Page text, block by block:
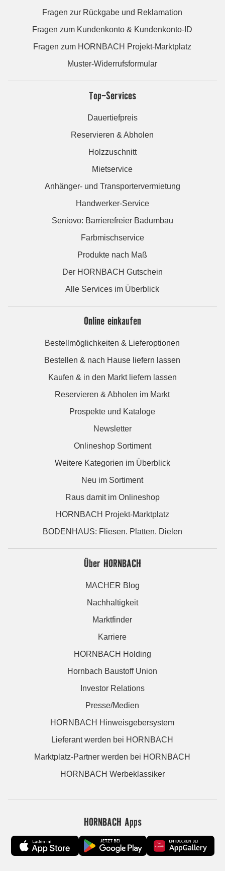
Fragen zur Rückgabe und Reklamation
Fragen zum Kundenkonto & Kundenkonto-ID
Fragen zum HORNBACH Projekt-Marktplatz
Muster-Widerrufsformular
Top-Services
Dauertiefpreis
Reservieren & Abholen
Holzzuschnitt
Mietservice
Anhänger- und Transportervermietung
Handwerker-Service
Seniovo: Barrierefreier Badumbau
Farbmischservice
Produkte nach Maß
Der HORNBACH Gutschein
Alle Services im Überblick
Online einkaufen
Bestellmöglichkeiten & Lieferoptionen
Bestellen & nach Hause liefern lassen
Kaufen & in den Markt liefern lassen
Reservieren & Abholen im Markt
Prospekte und Kataloge
Newsletter
Onlineshop Sortiment
Weitere Kategorien im Überblick
Neu im Sortiment
Raus damit im Onlineshop
HORNBACH Projekt-Marktplatz
BODENHAUS: Fliesen. Platten. Dielen
Über HORNBACH
MACHER Blog
Nachhaltigkeit
Marktfinder
Karriere
HORNBACH Holding
Hornbach Baustoff Union
Investor Relations
Presse/Medien
HORNBACH Hinweisgebersystem
Lieferant werden bei HORNBACH
Marktplatz-Partner werden bei HORNBACH
HORNBACH Werbeklassiker
HORNBACH Apps